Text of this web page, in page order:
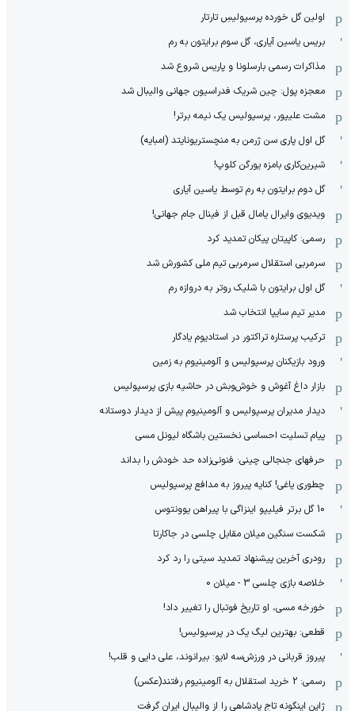
اولین گل خورده پرسپولیسِ تارتار
بریس یاسین آیاری، گل سوم برایتون به رم
مذاکرات رسمی بارسلونا و پاریس شروع شد
معجزه پول: چین شریک فدراسیون جهانی والیبال شد
مشت علیپور، پرسپولیس یک نیمه برتر!
گل اول پاری سن ژرمن به منچستریونایتد (امبایه)
شیرین‌کاری بامزه یورگن کلوپ!
گل دوم برایتون به رم توسط یاسین آیاری
ویدیوی وایرال یامال قبل از فینال جام جهانی!
رسمی: کاپیتان پیکان تمدید کرد
سرمربی استقلال سرمربی تیم ملی کشورش شد
گل اول برایتون با شلیک روتر به دروازه رم
مدیر تیم سایپا انتخاب شد
ترکیب پرستاره تراکتور در استادیوم یادگار
ورود بازیکنان پرسپولیس و آلومینیوم به زمین
بازار داغ آغوش و خوش‌و‌بش در حاشیه بازی پرسپولیس
دیدار مدیران پرسپولیس و آلومینیوم پیش از دیدار دوستانه
پیام تسلیت احساسی نخستین باشگاه لیونل مسی
حرفهای جنجالی چینی: فنونی‌زاده حد خودش را بداند
چطوری یاغی! کنایه پیروز به مدافع پرسپولیس
10 گل برتر فیلیپو اینزاگی با پیراهن یوونتوس
شکست سنگین میلان مقابل چلسی در جاکارتا
رودری آخرین پیشنهاد تمدید سیتی را رد کرد
خلاصه بازی چلسی 3 - میلان 0
خورخه مسی، او تاریخ فوتبال را تغییر داد!
قطعی: بهترین لیگ یک در پرسپولیس!
پیروز قربانی در ورزش‌سه لایو: بیرانوند، علی دایی و قلب!
رسمی: 2 خرید استقلال به آلومینیوم رفتند(عکس)
ژاپن اینگونه تاج پادشاهی را از والیبال ایران گرفت